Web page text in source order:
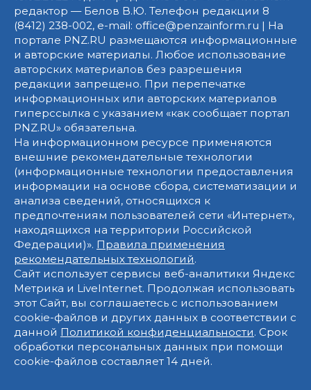
редактор — Белов В.Ю. Телефон редакции 8
(8412) 238-002, e-mail: office@penzainform.ru | На
портале PNZ.RU размещаются информационные
и авторские материалы. Любое использование
авторских материалов без разрешения
редакции запрещено. При перепечатке
информационных или авторских материалов
гиперссылка с указанием «как сообщает портал
PNZ.RU» обязательна.
На информационном ресурсе применяются
внешние рекомендательные технологии
(информационные технологии предоставления
информации на основе сбора, систематизации и
анализа сведений, относящихся к
предпочтениям пользователей сети «Интернет»,
находящихся на территории Российской
Федерации)». Правила применения
рекомендательных технологий.
Сайт использует сервисы веб-аналитики Яндекс
Метрика и LiveInternet. Продолжая использовать
этот Сайт, вы соглашаетесь с использованием
cookie-файлов и других данных в соответствии с
данной Политикой конфиденциальности. Срок
обработки персональных данных при помощи
cookie-файлов составляет 14 дней.